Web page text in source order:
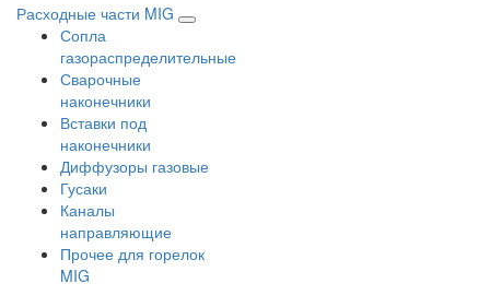
Расходные части MIG
Сопла
газораспределительные
Сварочные
наконечники
Вставки под
наконечники
Диффузоры газовые
Гусаки
Каналы
направляющие
Прочее для горелок
MIG